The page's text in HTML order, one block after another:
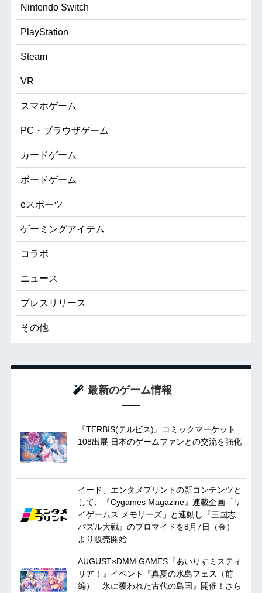
Nintendo Switch
PlayStation
Steam
VR
スマホゲーム
PC・ブラウザゲーム
カードゲーム
ボードゲーム
eスポーツ
ゲーミングアイテム
コラボ
ニュース
プレスリリース
その他
最新のゲーム情報
『TERBIS(テルビス)』コミックマーケット
108出展 日本のゲームファンとの交流を強化
イード、エンタメプリントの新コンテンツと
して、『Cygames Magazine』連載企画「サ
イゲームス メモリーズ」と連動し『三国志
パズル大戦』のブロマイドを8月7日（金）
より販売開始
AUGUST×DMM GAMES『あいりすミスティ
リア！』イベント『真夏の氷島フェス（前
編） 氷に覆われた古代の島国』開催！さら